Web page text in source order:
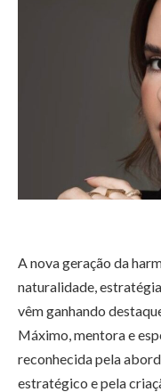
A nova geração da
naturalidade,
vêm ganhando
Máximo, mentora e
reconhecida pela
estratégico e pela